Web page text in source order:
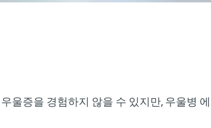
울증을 경험하지 않을 수 있지만, 우울병